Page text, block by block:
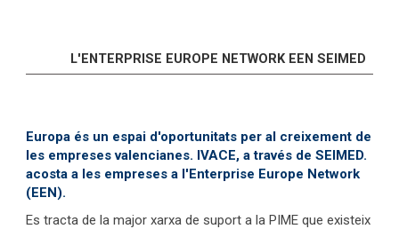
L'ENTERPRISE EUROPE NETWORK EEN SEIMED
Europa és un espai d'oportunitats per al creixement de
les empreses valencianes. IVACE, a través de SEIMED.
acosta a les empreses a l'Enterprise Europe Network
(EEN).
Es tracta de la major xarxa de suport a la PIME que existeix